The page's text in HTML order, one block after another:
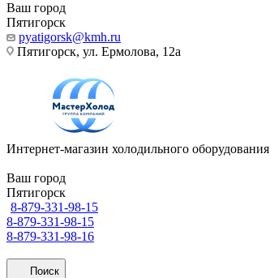
Ваш город
Пятигорск
pyatigorsk@kmh.ru
Пятигорск, ул. Ермолова, 12а
Интернет-магазин холодильного оборудования
Ваш город
Пятигорск
8-879-331-98-15
8-879-331-98-15
8-879-331-98-16
Поиск